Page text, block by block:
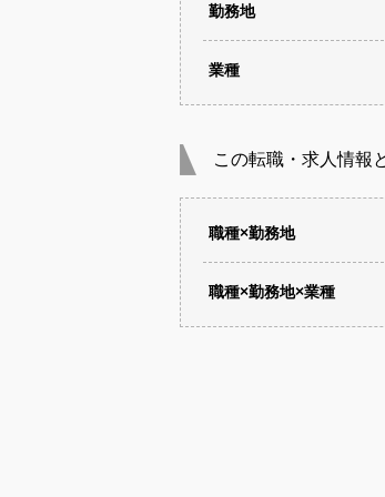
勤務地
業種
この転職・求人情報
職種×勤務地
職種×勤務地×業種